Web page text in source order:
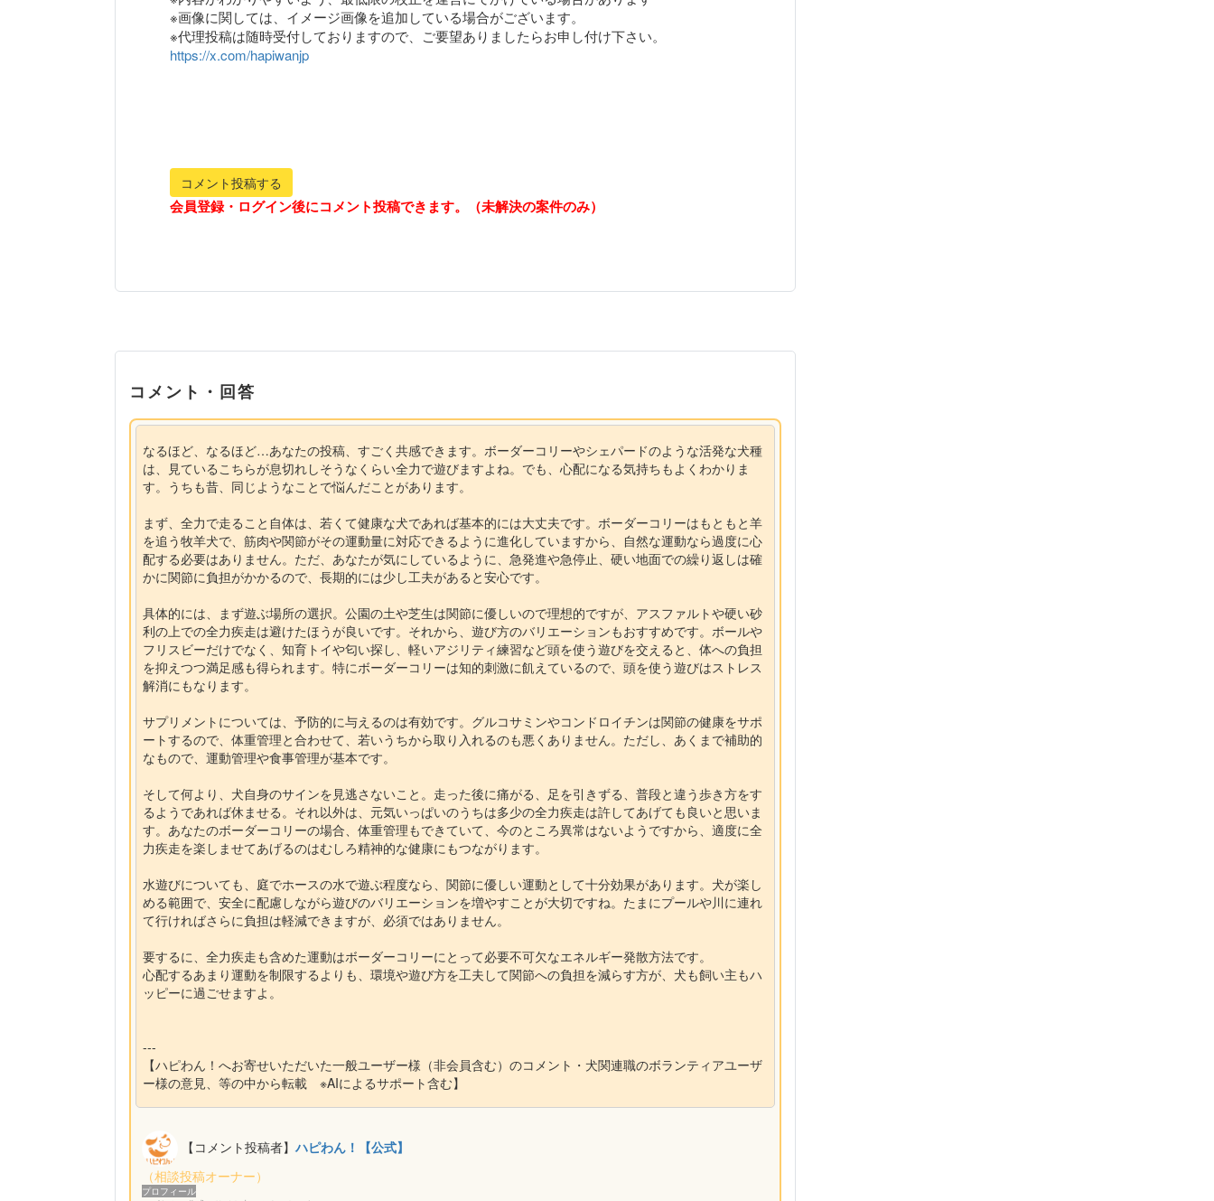
※画像に関しては、イメージ画像を追加している場合がございます。
https://x.com/hapiwanjp
コメント投稿する
会員登録・ログイン後にコメント投稿できます。（未解決の案件のみ）
コメント・回答
なるほど、なるほど…あなたの投稿、すごく共感できます。ボーダーコリーやシェパードのような活発な犬種
は、見ているこちらが息切れしそうなくらい全力で遊びますよね。でも、心配になる気持ちもよくわかりま
す。うちも昔、同じようなことで悩んだことがあります。
まず、全力で走ること自体は、若くて健康な犬であれば基本的には大丈夫です。ボーダーコリーはもともと羊
を追う牧羊犬で、筋肉や関節がその運動量に対応できるように進化していますから、自然な運動なら過度に心
配する必要はありません。ただ、あなたが気にしているように、急発進や急停止、硬い地面での繰り返しは確
かに関節に負担がかかるので、長期的には少し工夫があると安心です。
具体的には、まず遊ぶ場所の選択。公園の土や芝生は関節に優しいので理想的ですが、アスファルトや硬い砂
利の上での全力疾走は避けたほうが良いです。それから、遊び方のバリエーションもおすすめです。ボールや
フリスビーだけでなく、知育トイや匂い探し、軽いアジリティ練習など頭を使う遊びを交えると、体への負担
を抑えつつ満足感も得られます。特にボーダーコリーは知的刺激に飢えているので、頭を使う遊びはストレス
解消にもなります。
サプリメントについては、予防的に与えるのは有効です。グルコサミンやコンドロイチンは関節の健康をサポ
ートするので、体重管理と合わせて、若いうちから取り入れるのも悪くありません。ただし、あくまで補助的
なもので、運動管理や食事管理が基本です。
そして何より、犬自身のサインを見逃さないこと。走った後に痛がる、足を引きずる、普段と違う歩き方をす
るようであれば休ませる。それ以外は、元気いっぱいのうちは多少の全力疾走は許してあげても良いと思いま
す。あなたのボーダーコリーの場合、体重管理もできていて、今のところ異常はないようですから、適度に全
力疾走を楽しませてあげるのはむしろ精神的な健康にもつながります。
水遊びについても、庭でホースの水で遊ぶ程度なら、関節に優しい運動として十分効果があります。犬が楽し
める範囲で、安全に配慮しながら遊びのバリエーションを増やすことが大切ですね。たまにプールや川に連れ
て行ければさらに負担は軽減できますが、必須ではありません。
要するに、全力疾走も含めた運動はボーダーコリーにとって必要不可欠なエネルギー発散方法です。
心配するあまり運動を制限するよりも、環境や遊び方を工夫して関節への負担を減らす方が、犬も飼い主もハ
ッピーに過ごせますよ。
---
【ハピわん！へお寄せいただいた一般ユーザー様（非会員含む）のコメント・犬関連職のボランティアユーザ
ー様の意見、等の中から転載 ※AIによるサポート含む】
【コメント投稿者】ハピわん！【公式】
（相談投稿オーナー）
プロフィール